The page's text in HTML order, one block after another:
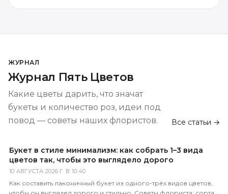
ЖУРНАЛ
Журнал Пять Цветов
Какие цветы дарить, что значат
букеты и количество роз, идеи под
повод — советы наших флористов.
Все статьи →
Букет в стиле минимализм: как собрать 1–3 вида
цветов так, чтобы это выглядело дорого
10 АВГУСТА 2026 Г. В 10:40
Как составить лаконичный букет из одного-трёх видов цветов,